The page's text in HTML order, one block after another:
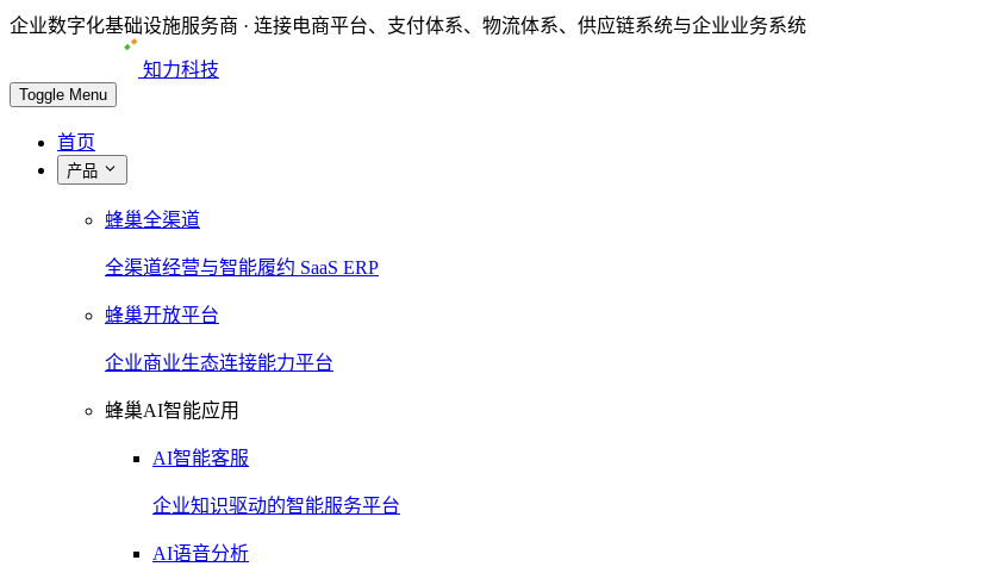
企业数字化基础设施服务商 · 连接电商平台、支付体系、物流体系、供应链系统与企业业务系统
知力科技
Toggle Menu
首页
产品
蜂巢全渠道
全渠道经营与智能履约 SaaS ERP
蜂巢开放平台
企业商业生态连接能力平台
蜂巢AI智能应用
AI智能客服
企业知识驱动的智能服务平台
AI语音分析